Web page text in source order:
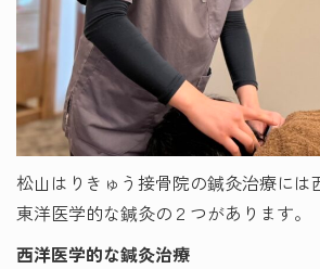
松山はりきゅう接骨院の鍼灸治療には
東洋医学的な鍼灸の２つがあります。
西洋医学的な鍼灸治療